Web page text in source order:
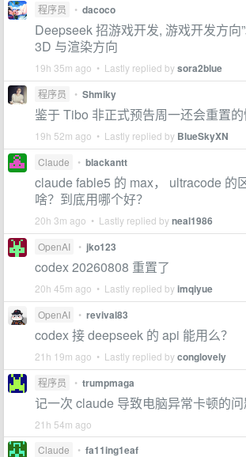
程序员 • dacoco
Deepseek 招游戏开发, 游戏开发方向
3D 与渲染方向
19h 35m ago • Lastly replied bysora2blue
程序员 • Shmiky
鉴于 Tibo 非正式预告周一还会重置
19h 52m ago • Lastly replied by BlueSkyXN
Claude • blackantt
claude fable5 的 max， ultracode 的
啥？到底用哪个好？
20h 3m ago • Lastly replied byneal1986
OpenAI • jko123
codex 20260808 重置了
20h 45m ago • Lastly replied byimqiyue
OpenAI • revival83
codex 接 deepseek 的 api 能用么？
21h 19m ago • Lastly replied byconglovely
程序员 • trumpmaga
记一次 claude 导致电脑异常卡顿的
21h 54m ago
Claude
• fa11ing1eaf